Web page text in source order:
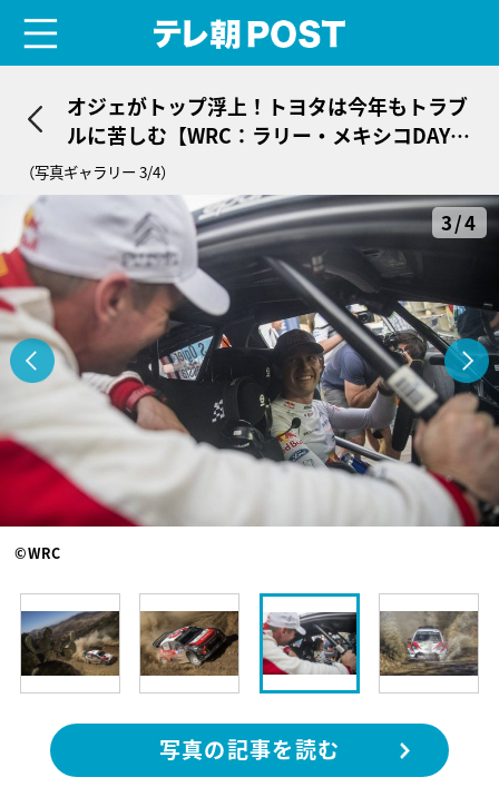
オジェがトップ浮上！トヨタは今年もトラブ
ルに苦しむ【WRC：ラリー・メキシコDAY3
結果】
（写真ギャラリー 3/4）
3/4
©WRC
写真の記事を読む